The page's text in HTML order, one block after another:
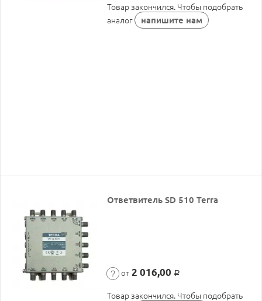
Товар закончился. Чтобы подобрать
аналог
напишите нам
Ответвитель SD 510 Terra
от 2 016,00 Р
Товар закончился. Чтобы подобрать